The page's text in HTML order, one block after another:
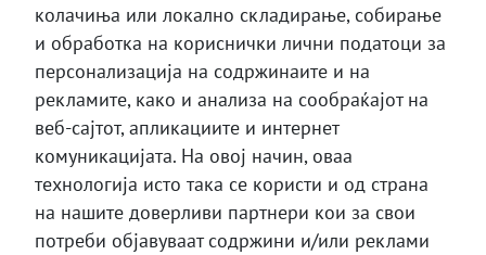
колачиња или локално складирање, собирање
и обработка на кориснички лични податоци за
персонализација на содржинаите и на
рекламите, како и анализа на сообраќајот на
веб-сајтот, апликациите и интернет
комуникацијата. На овој начин, оваа
технологија исто така се користи и од страна
на нашите доверливи партнери кои за свои
потреби објавуваат содржини и/или реклами